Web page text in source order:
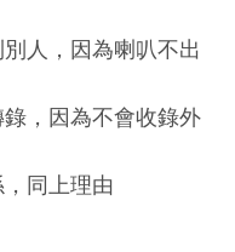
人，因為喇叭不出
，因為不會收錄外
同上理由